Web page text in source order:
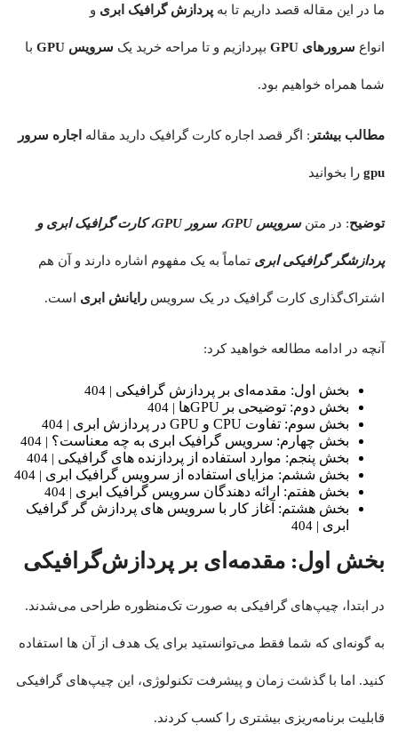
ما در این مقاله قصد داریم تا به پردازش گرافیک ابری و
انواع سرورهای GPU بپردازیم و تا مراحه خرید یک سرویس GPU با
شما همراه خواهیم بود.
مطالب بیشتر : اگر قصد اجاره کارت گرافیک دارید مقاله اجاره سرور
gpu را بخوانید
توضیح: در متن سرویس‌ GPU، سرور GPU، کارت گرافیک ابری و
پردازشگر گرافیکی ابری تماماً به یک مفهوم اشاره دارند و آن هم
اشتراک‌گذاری کارت گرافیک در یک سرویس رایانش ابری است.
آنچه در ادامه مطالعه خواهید کرد:
بخش اول: مقدمه‌‌ای بر پردازش گرافیکی | 404
بخش دوم: توضیحی بر GPUها | 404
بخش سوم: تفاوت CPU و GPU در پردازش ابری | 404
بخش چهارم: سرویس گرافیک ابری به چه معناست؟ | 404
بخش پنجم: موارد استفاده از پردازنده های گرافیکی | 404
بخش ششم: مزایای استفاده از سرویس گرافیک ابری | 404
بخش هفتم: ارائه دهندگان سرویس گرافیک ابری | 404
بخش هشتم: آغاز کار با سرویس های پردازش گر گرافیک
ابری | 404
بخش اول: مقدمه‌‌ای بر پردازش‌گرافیکی
در ابتدا، چیپ‌های گرافیکی به صورت تک‌منظوره طراحی می‌شدند.
به گونه‌ای که شما فقط می‌توانستید برای یک هدف از آن ها استفاده
کنید. اما با گذشت زمان و پیشرفت تکنولوژی، این چیپ‌های گرافیکی
قابلیت برنامه‎‌ریزی بیشتری را کسب کردند.